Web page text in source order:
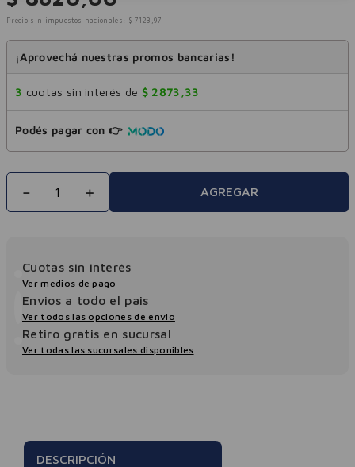
Precio sin impuestos nacionales: $ 7123 ,97
¡Aprovechá nuestras promos bancarias!
3 cuotas sin interés de $ 2873 ,33
Podés pagar con 👉
＋
－ AGREGAR
Cuotas sin interés
Ver medios de pago
Envios a todo el pais
Ver todos las opciones de envio
Retiro gratis en sucursal
Ver todas las sucursales disponibles
DESCRIPCIÓN